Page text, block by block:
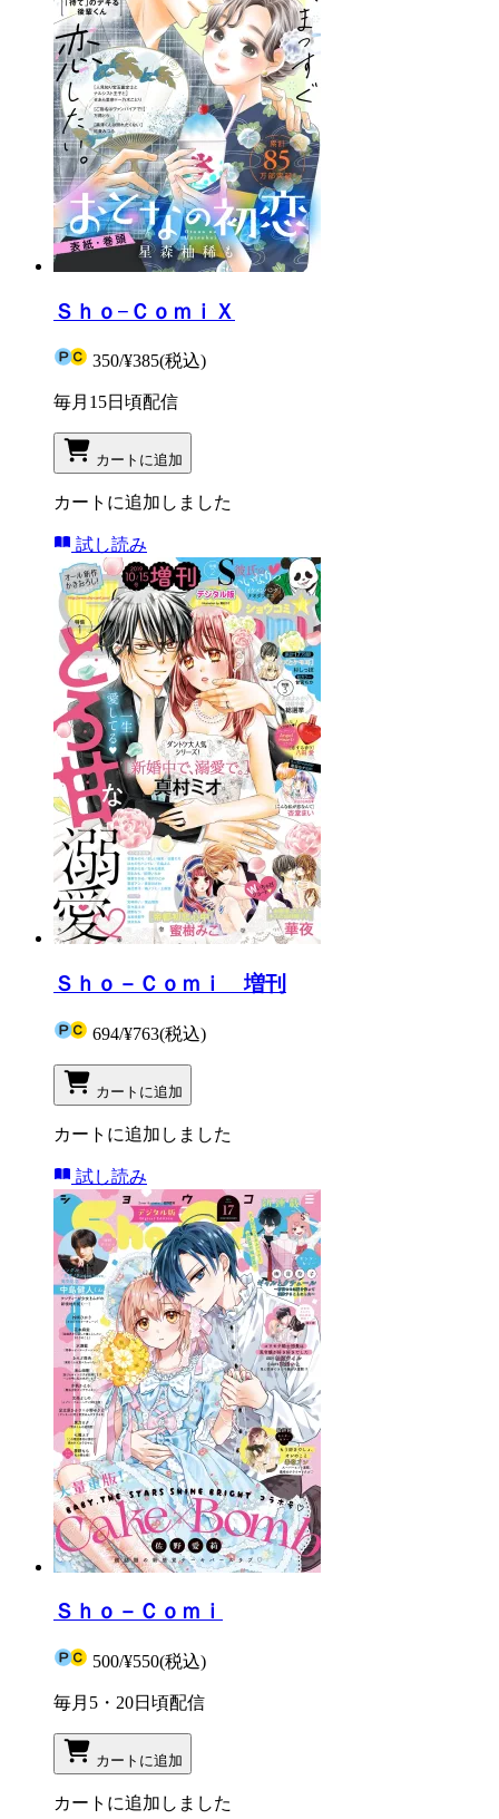
Ｓｈｏ−ＣｏｍｉＸ
350/¥385(税込)
毎月15日頃配信
カートに追加
カートに追加しました
試し読み
Ｓｈｏ－Ｃｏｍｉ 増刊
694/¥763(税込)
カートに追加
カートに追加しました
試し読み
Ｓｈｏ－Ｃｏｍｉ
500/¥550(税込)
毎月5・20日頃配信
カートに追加
カートに追加しました